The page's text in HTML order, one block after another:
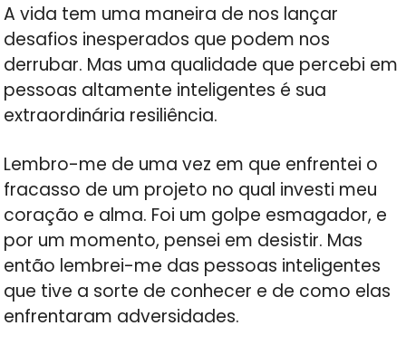
A vida tem uma maneira de nos lançar
desafios inesperados que podem nos
derrubar. Mas uma qualidade que percebi em
pessoas altamente inteligentes é sua
extraordinária resiliência.
Lembro-me de uma vez em que enfrentei o
fracasso de um projeto no qual investi meu
coração e alma. Foi um golpe esmagador, e
por um momento, pensei em desistir. Mas
então lembrei-me das pessoas inteligentes
que tive a sorte de conhecer e de como elas
enfrentaram adversidades.